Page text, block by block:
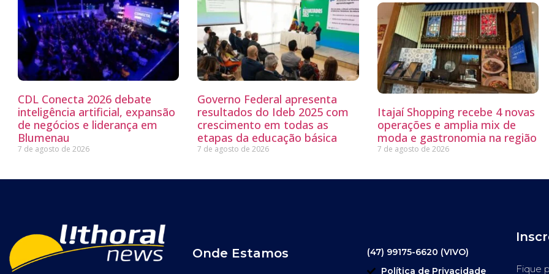
CDL Conecta 2026 debate
inteligência artificial, expansão
de negócios e liderança em
Blumenau
7 de agosto de 2026
Governo Federal apresenta
resultados do Ideb 2025 com
crescimento em todas as
etapas da educação básica
7 de agosto de 2026
Itajaí Shopping recebe 4 novas
operações e amplia mix de
moda e gastronomia na região
7 de agosto de 2026
Onde Estamos
(47) 99175-6620 (VIVO)
Política de Privacidade
Fique